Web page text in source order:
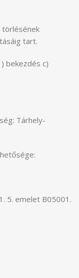
törlésének
tart.
bekezdés c)
Tárhely-
5. emelet B05001.